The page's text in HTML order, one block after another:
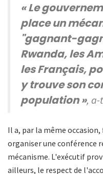
« Le
place un
"gagnant-
Rwanda, les
les Français,
y trouve son
population », a-
Il a, par la même
organiser une conférence
mécanisme. L'exécutif
ailleurs, le respect de